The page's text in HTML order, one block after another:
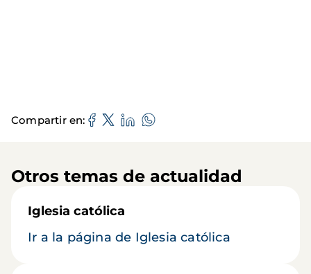
Compartir en
Otros temas de actualidad
Iglesia católica
Ir a la página de Iglesia católica